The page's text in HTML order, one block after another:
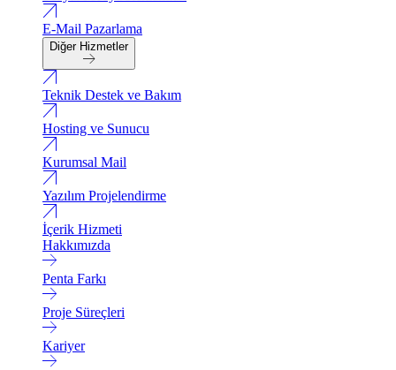
E-Mail Pazarlama
Diğer Hizmetler
Teknik Destek ve Bakım
Hosting ve Sunucu
Kurumsal Mail
Yazılım Projelendirme
İçerik Hizmeti
Hakkımızda
Penta Farkı
Proje Süreçleri
Kariyer